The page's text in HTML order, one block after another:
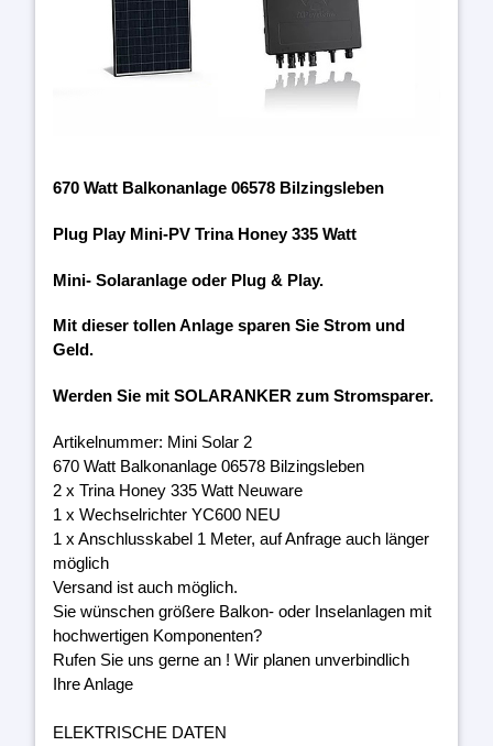
670 Watt Balkonanlage 06578 Bilzingsleben
Plug Play Mini-PV Trina Honey 335 Watt
Mini- Solaranlage oder Plug & Play.
Mit dieser tollen Anlage sparen Sie Strom und
Geld.
Werden Sie mit SOLARANKER zum Stromsparer.
Artikelnummer: Mini Solar 2
670 Watt Balkonanlage 06578 Bilzingsleben
2 x Trina Honey 335 Watt Neuware
1 x Wechselrichter YC600 NEU
1 x Anschlusskabel 1 Meter, auf Anfrage auch länger
möglich
Versand ist auch möglich.
Sie wünschen größere Balkon- oder Inselanlagen mit
hochwertigen Komponenten?
Rufen Sie uns gerne an ! Wir planen unverbindlich
Ihre Anlage
ELEKTRISCHE DATEN